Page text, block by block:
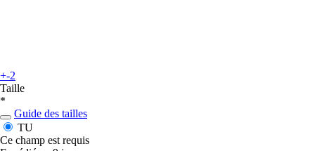
+-2
Taille
*
Guide des tailles
TU
Ce champ est requis